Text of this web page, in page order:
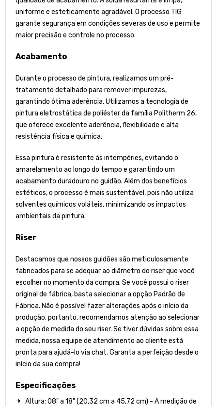
uniforme e esteticamente agradável. O processo TIG
garante segurança em condições severas de uso e permite
maior precisão e controle no processo.
Acabamento
Durante o processo de pintura, realizamos um pré-
tratamento detalhado para remover impurezas,
garantindo ótima aderência. Utilizamos a tecnologia de
pintura eletrostática de poliéster da família Politherm 26,
que oferece excelente aderência, flexibilidade e alta
resistência física e química.
Essa pintura é resistente às intempéries, evitando o
amarelamento ao longo do tempo e garantindo um
acabamento duradouro no guidão. Além dos benefícios
estéticos, o processo é mais sustentável, pois não utiliza
solventes químicos voláteis, minimizando os impactos
ambientais da pintura.
Riser
Destacamos que nossos guidões são meticulosamente
fabricados para se adequar ao diâmetro do riser que você
escolher no momento da compra. Se você possui o riser
original de fábrica, basta selecionar a opção Padrão de
Fábrica. Não é possível fazer alterações após o início da
produção, portanto, recomendamos atenção ao selecionar
a opção de medida do seu riser. Se tiver dúvidas sobre essa
medida, nossa equipe de atendimento ao cliente está
pronta para ajudá-lo via chat. Garanta a perfeição desde o
início da sua compra!
Especificações
Altura: 08" a 18" (20,32 cm a 45,72 cm) - A medição de